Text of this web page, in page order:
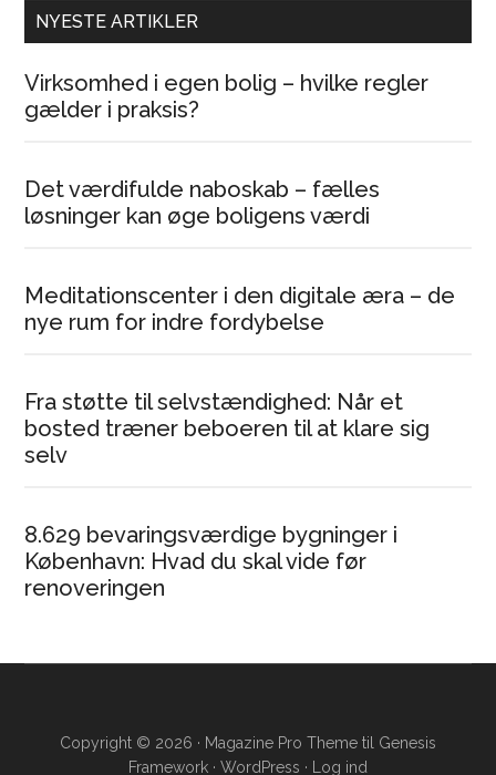
NYESTE ARTIKLER
Virksomhed i egen bolig – hvilke regler
gælder i praksis?
Det værdifulde naboskab – fælles
løsninger kan øge boligens værdi
Meditationscenter i den digitale æra – de
nye rum for indre fordybelse
Fra støtte til selvstændighed: Når et
bosted træner beboeren til at klare sig
selv
8.629 bevaringsværdige bygninger i
København: Hvad du skal vide før
renoveringen
Copyright © 2026 · Magazine Pro Theme til Genesis
Framework · WordPress · Log ind